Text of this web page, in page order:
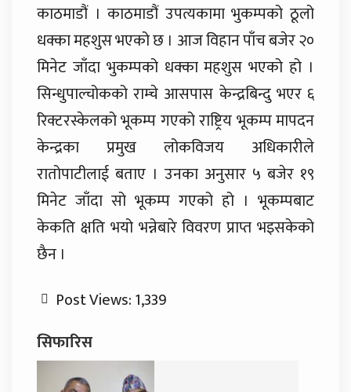
काठमाडौं । काठमाडौं उपत्यकामा भुकम्पको ठूलो
धक्का महशुस भएको छ । आज विहान पाँच बजेर २०
मिनेट जाँदा भुकम्पको धक्का महशुस भएको हो ।
सिन्धुपाल्चोकको राम्चे आसपास केन्द्रबिन्दु भएर ६
रिक्टरस्केलको भूकम्प गएको राष्ट्रिय भूकम्प मापदन
केन्द्रका प्रमुख लोकविजय अधिकारीले
रातोपाटीलाई बताए । उनका अनुसार ५ बजेर १९
मिनेट जाँदा सो भूकम्प गएको हो । भूकम्पबाट
केकति क्षति भयो भन्नेबारे विवरण प्राप्त भइसकेको
छैन ।
Post Views:1,339
सिफारिस